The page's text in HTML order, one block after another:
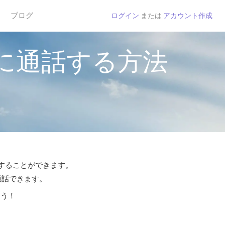
ブログ ログイン または アカウント作成
通話する方法
ことができます。
できます。
！